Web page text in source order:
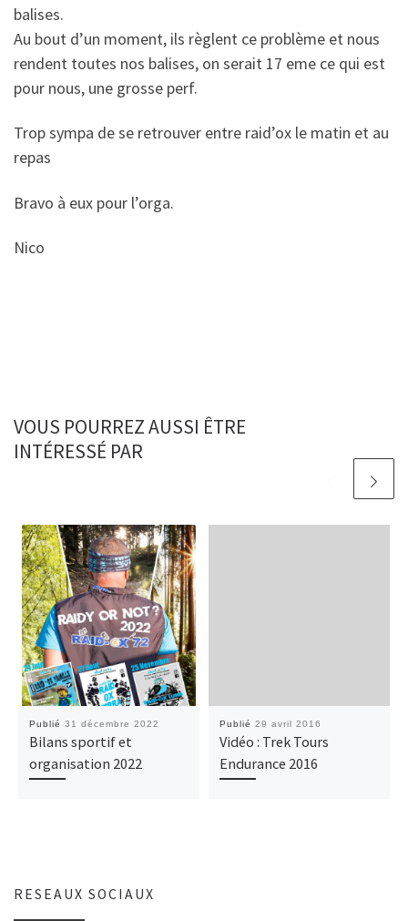
balises.
Au bout d’un moment, ils règlent ce problème et nous
rendent toutes nos balises, on serait 17 eme ce qui est
pour nous, une grosse perf.
Trop sympa de se retrouver entre raid’ox le matin et au
repas
Bravo à eux pour l’orga.
Nico
VOUS POURREZ AUSSI ÊTRE
INTÉRESSÉ PAR
Publié 31 décembre 2022
Bilans sportif et
organisation 2022
Publié 29 avril 2016
Vidéo : Trek Tours
Endurance 2016
RESEAUX SOCIAUX